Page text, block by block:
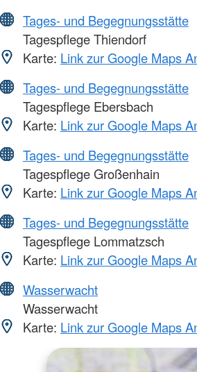
Tages- und Begegnungsstätte
Tagespflege Thiendorf
Karte: Link zur Google Maps
Tages- und Begegnungsstätte
Tagespflege Ebersbach
Karte: Link zur Google Maps
Tages- und Begegnungsstätte
Tagespflege Großenhain
Karte: Link zur Google Maps
Tages- und Begegnungsstätte
Tagespflege Lommatzsch
Karte: Link zur Google Maps
Wasserwacht
Wasserwacht
Karte: Link zur Google Maps